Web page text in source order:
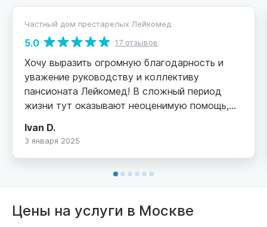
Частный дом престарелых Лейкомед
5.0 17 отзывов
Хочу выразить огромную благодарность и
уважение руководству и коллективу
пансионата Лейкомед! В сложный период
жизни тут оказывают неоценимую помощь,
проживания, питание, уход за больными
людьми очень хорошие. Все достойно!
возможность быть на связи с персоналом и
огромный плюс, это местоположение
пансионата Лейкомед(центр г. Москва, пешая
Ivan D.
3 января 2025
Цены на услуги в Москве